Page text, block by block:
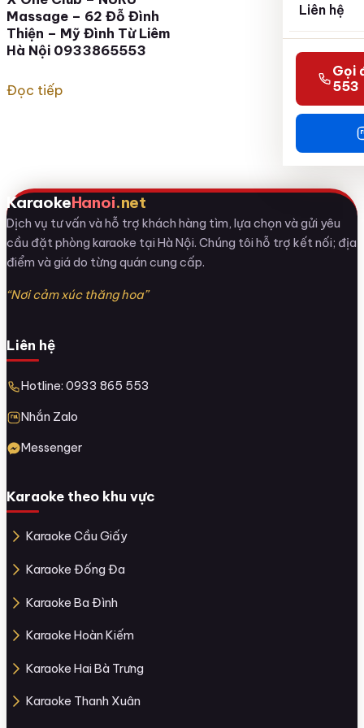
Liên hệ
Gọi
553
Massage – 62 Đỗ Đình
Thiện – Mỹ Đình Từ Liêm
Hà Nội 0933865553
Đọc tiếp
KaraokeHanoi.net
Dịch vụ tư vấn và hỗ trợ khách hàng tìm, lựa chọn và gửi yêu
cầu đặt phòng karaoke tại Hà Nội. Chúng tôi hỗ trợ kết nối; địa
điểm và giá do từng quán cung cấp.
“Nơi cảm xúc thăng hoa”
Liên hệ
Hotline: 0933 865 553
Nhắn Zalo
Messenger
Karaoke theo khu vực
Karaoke Cầu Giấy
Karaoke Đống Đa
Karaoke Ba Đình
Karaoke Hoàn Kiếm
Karaoke Hai Bà Trưng
Karaoke Thanh Xuân